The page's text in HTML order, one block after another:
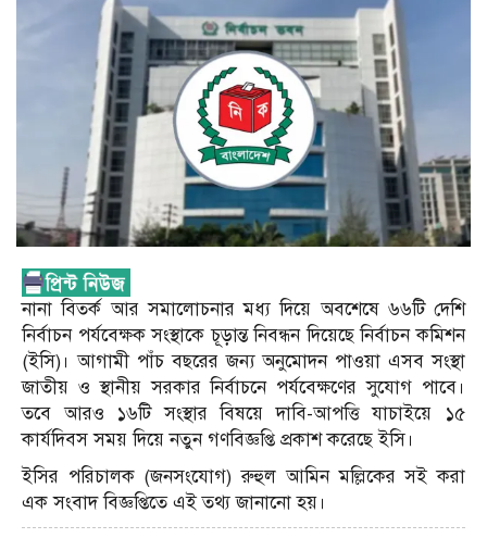
নানা বিতর্ক আর সমালোচনার মধ্য দিয়ে অবশেষে ৬৬টি দেশি
নির্বাচন পর্যবেক্ষক সংস্থাকে চূড়ান্ত নিবন্ধন দিয়েছে নির্বাচন কমিশন
(ইসি)। আগামী পাঁচ বছরের জন্য অনুমোদন পাওয়া এসব সংস্থা
জাতীয় ও স্থানীয় সরকার নির্বাচনে পর্যবেক্ষণের সুযোগ পাবে।
তবে আরও ১৬টি সংস্থার বিষয়ে দাবি-আপত্তি যাচাইয়ে ১৫
কার্যদিবস সময় দিয়ে নতুন গণবিজ্ঞপ্তি প্রকাশ করেছে ইসি।
ইসির পরিচালক (জনসংযোগ) রুহুল আমিন মল্লিকের সই করা
এক সংবাদ বিজ্ঞপ্তিতে এই তথ্য জানানো হয়।